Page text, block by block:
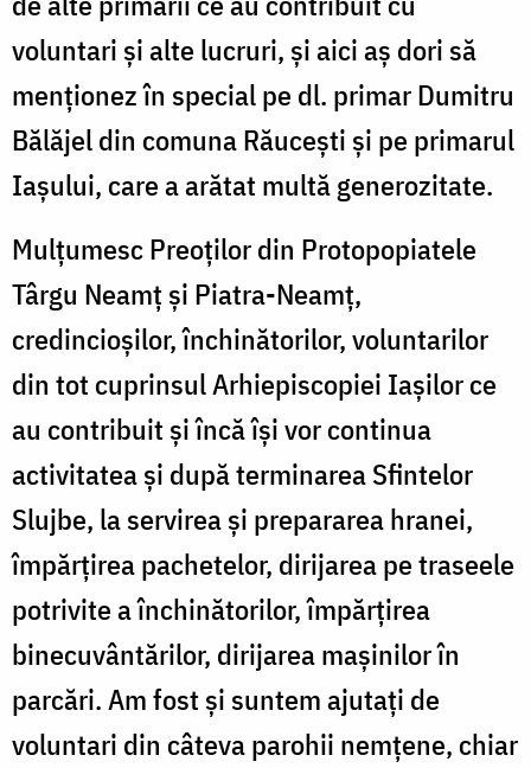
voluntari și alte lucruri, și aici aș dori să
menționez în special pe dl. primar Dumitru
Bălăjel din comuna Răucești și pe primarul
Iașului, care a arătat multă generozitate.
Mulțumesc Preoților din Protopopiatele
Târgu Neamț și Piatra-Neamț,
credincioșilor, închinătorilor, voluntarilor
din tot cuprinsul Arhiepiscopiei Iașilor ce
au contribuit și încă își vor continua
activitatea și după terminarea Sfintelor
Slujbe, la servirea și prepararea hranei,
împărțirea pachetelor, dirijarea pe traseele
potrivite a închinătorilor, împărțirea
binecuvântărilor, dirijarea mașinilor în
parcări. Am fost și suntem ajutați de
voluntari din câteva parohii nemțene, chiar